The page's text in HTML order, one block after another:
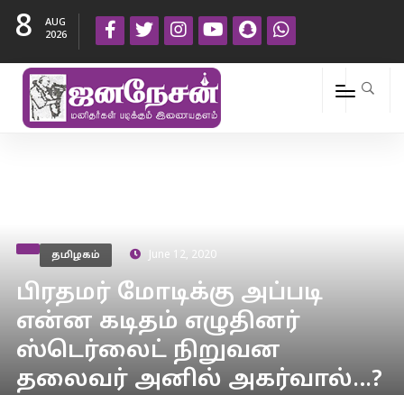
8
AUG
2026
தமிழகம் June 12, 2020
பிரதமர் மோடிக்கு அப்படி
என்ன கடிதம் எழுதினர்
ஸ்டெர்லைட் நிறுவன
தலைவர் அனில் அகர்வால்…?